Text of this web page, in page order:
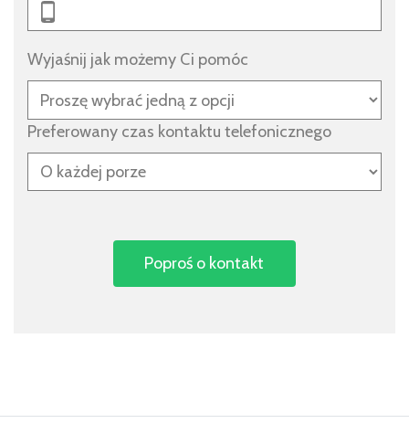
Wyjaśnij jak możemy Ci pomóc
Preferowany czas kontaktu telefonicznego